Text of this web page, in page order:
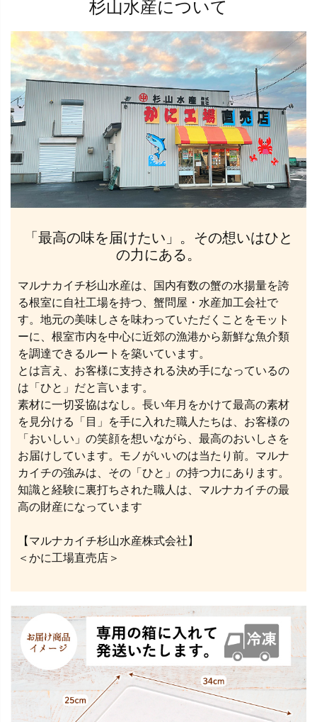
杉山水産について
「最高の味を届けたい」。その想いはひと
の力にある。
マルナカイチ杉山水産は、国内有数の蟹の水揚量を誇
る根室に自社工場を持つ、蟹問屋・水産加工会社で
す。地元の美味しさを味わっていただくことをモット
ーに、根室市内を中心に近郊の漁港から新鮮な魚介類
を調達できるルートを築いています。
とは言え、お客様に支持される決め手になっているの
は「ひと」だと言います。
素材に一切妥協はなし。長い年月をかけて最高の素材
を見分ける「目」を手に入れた職人たちは、お客様の
「おいしい」の笑顔を想いながら、最高のおいしさを
お届けしています。モノがいいのは当たり前。マルナ
カイチの強みは、その「ひと」の持つ力にあります。
知識と経験に裏打ちされた職人は、マルナカイチの最
高の財産になっています
【マルナカイチ杉山水産株式会社】
＜かに工場直売店＞